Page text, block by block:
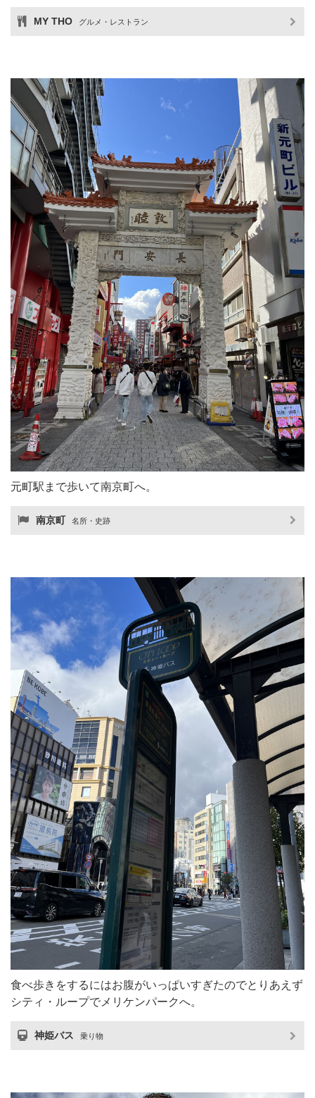
MY THO グルメ・レストラン
元町駅まで歩いて南京町へ。
南京町 名所・史跡
食べ歩きをするにはお腹がいっぱいすぎたのでとりあえず
シティ・ループでメリケンパークへ。
神姫バス 乗り物